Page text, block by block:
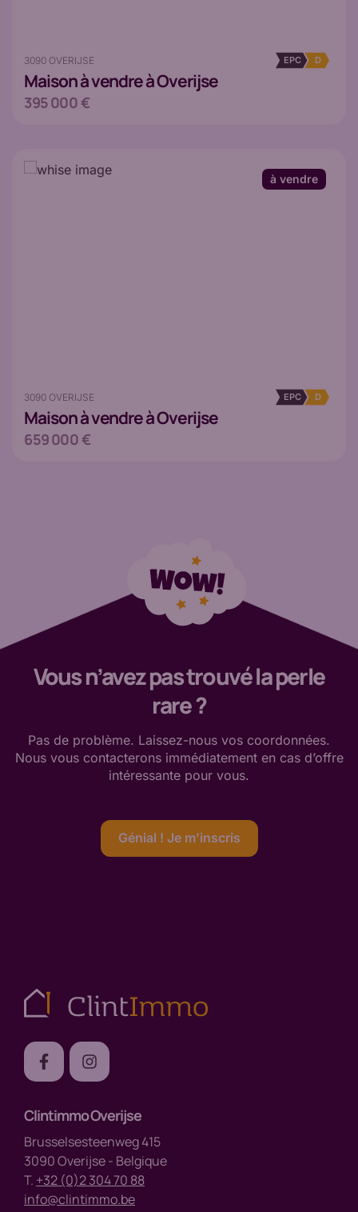
3090 OVERIJSE
Maisonà vendre à Overijse
EPC D
395 000 €
3090 OVERIJSE
Maisonà vendre à Overijse
EPC D
659 000 €
à vendre
Vous n’avez pas trouvé la perle
rare ?
Pas de problème. Laissez-nous vos coordonnées.
Nous vous contacterons immédiatement en cas d’offre
intéressante pour vous.
Génial ! Je m’inscris
Clintimmo Overijse
Brusselsesteenweg 415
3090 Overijse - Belgique
T. +32 (0)2 304 70 88
info@clintimmo.be